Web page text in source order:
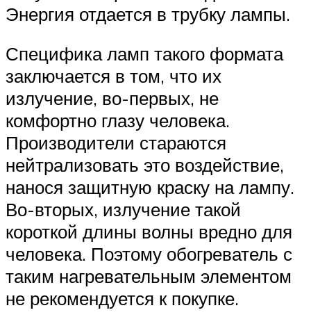
Энергия отдается в трубку лампы.
Специфика ламп такого формата
заключается в том, что их
излучение, во-первых, не
комфортно глазу человека.
Производители стараются
нейтрализовать это воздействие,
нанося защитную краску на лампу.
Во-вторых, излучение такой
короткой длины волны вредно для
человека. Поэтому обогреватель с
таким нагревательным элементом
не рекомендуется к покупке.